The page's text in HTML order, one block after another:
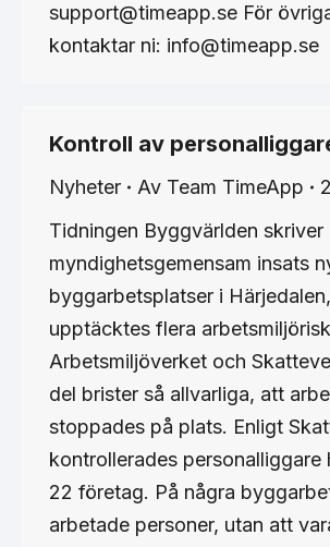
support@timeapp.se För
kontaktar ni: info@timeapp.se
Kontroll av
Nyheter Av Team TimeApp
Tidningen Byggvärlden skriver
myndighetsgemensam insats
byggarbetsplatser i
upptäcktes flera
Arbetsmiljöverket och
del brister så allvarliga, att
stoppades på plats. Enligt
kontrollerades personalliggare
22 företag. På några
arbetade personer, utan att